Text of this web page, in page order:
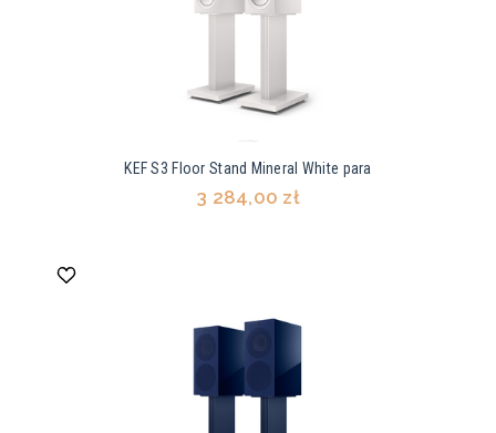
KEF S3 Floor Stand Mineral White para
3 284,00 zł